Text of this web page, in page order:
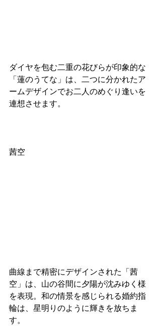
ダイヤを包む二重の花びらが印象的な
「蓮のうてな」は、二つに分かれたア
ームデザインでお二人のめぐり逢いを
連想させます。
茜空
曲線まで精密にデザインされた「茜
空」は、山の谷間に夕陽が沈みゆく様
を表現。和の情景を感じられる婚約指
輪は、星明りのように輝きを放ちま
す。